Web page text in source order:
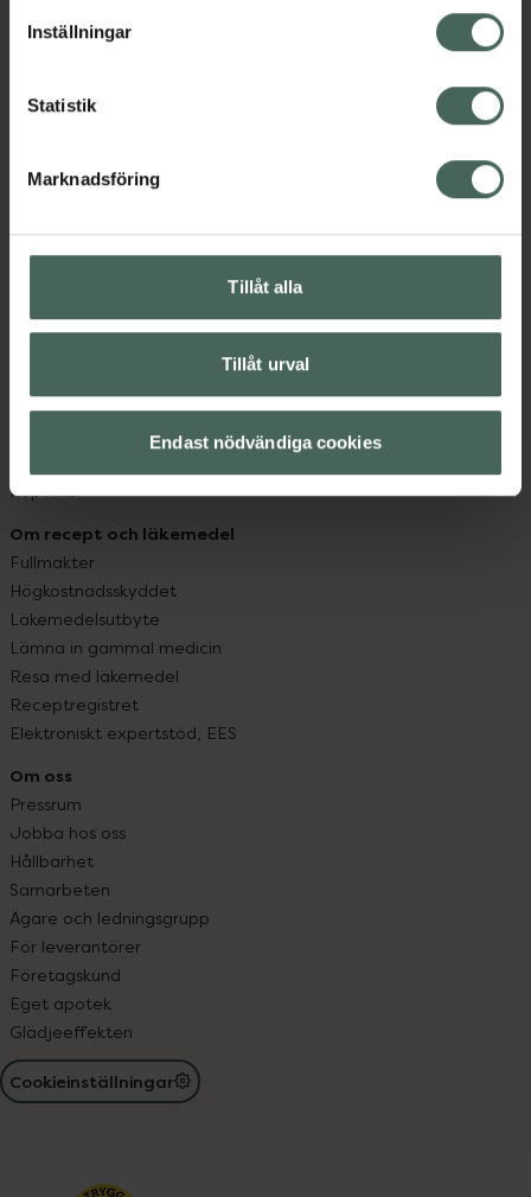
lagligheten av behandling som skett innan återkallelsen.
Inställningar
Statistik
Marknadsföring
Tillåt alla
Tillåt urval
Endast nödvändiga cookies
Kronans Apotek finns här för dig. Du hittar oss från Skåne i
syd till Lappland i norr, och online i mobilen och på
datorn. Oavsett vem du är så är det vårt uppdrag att
med oss.
Kundservice
Kontakta oss
Hitta apotek
Leverans, betalning och retur
Sajtens tillgänglighet
Köpvillkor
Om recept och läkemedel
Fullmakter
Högkostnadsskyddet
Läkemedelsutbyte
Lämna in gammal medicin
Resa med läkemedel
Receptregistret
Elektroniskt expertstöd, EES
Om oss
Pressrum
Jobba hos oss
Hållbarhet
Samarbeten
Ägare och ledningsgrupp
För leverantörer
Företagskund
Eget apotek
Glädjeeffekten
Cookieinställningar